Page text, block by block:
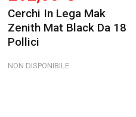
Cerchi In Lega Mak
Zenith Mat Black Da 18
Pollici
NON DISPONIBILE